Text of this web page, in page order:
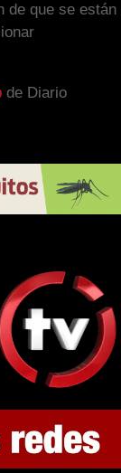
de que se están
de Diario